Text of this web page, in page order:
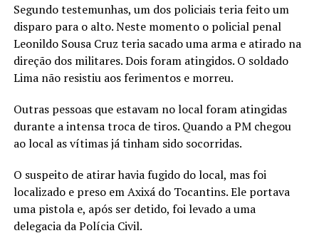
Segundo testemunhas, um dos policiais teria feito um
disparo para o alto. Neste momento o policial penal
Leonildo Sousa Cruz teria sacado uma arma e atirado na
direção dos militares. Dois foram atingidos. O soldado
Lima não resistiu aos ferimentos e morreu.
Outras pessoas que estavam no local foram atingidas
durante a intensa troca de tiros. Quando a PM chegou
ao local as vítimas já tinham sido socorridas.
O suspeito de atirar havia fugido do local, mas foi
localizado e preso em Axixá do Tocantins. Ele portava
uma pistola e, após ser detido, foi levado a uma
delegacia da Polícia Civil.